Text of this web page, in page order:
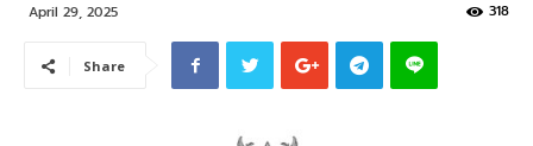
April 29, 2025 318
Share